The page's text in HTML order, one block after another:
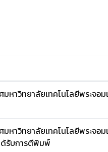
มหาวิทยาลัยเทคโนโลยีพระจอ
มหาวิทยาลัยเทคโนโลยีพระจอ
ด้รับการตีพิมพ์